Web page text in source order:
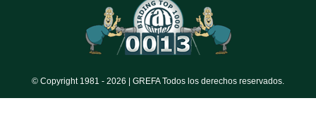
© Copyright 1981 - 2026 | GREFA Todos los derechos reservados.